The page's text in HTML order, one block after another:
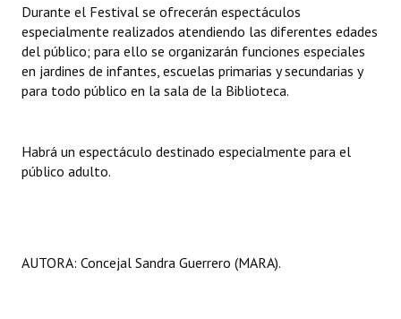
Durante el Festival se ofrecerán espectáculos
especialmente realizados atendiendo las diferentes edades
del público; para ello se organizarán funciones especiales
en jardines de infantes, escuelas primarias y secundarias y
para todo público en la sala de la Biblioteca.
Habrá un espectáculo destinado especialmente para el
público adulto.
AUTORA: Concejal Sandra Guerrero (MARA).